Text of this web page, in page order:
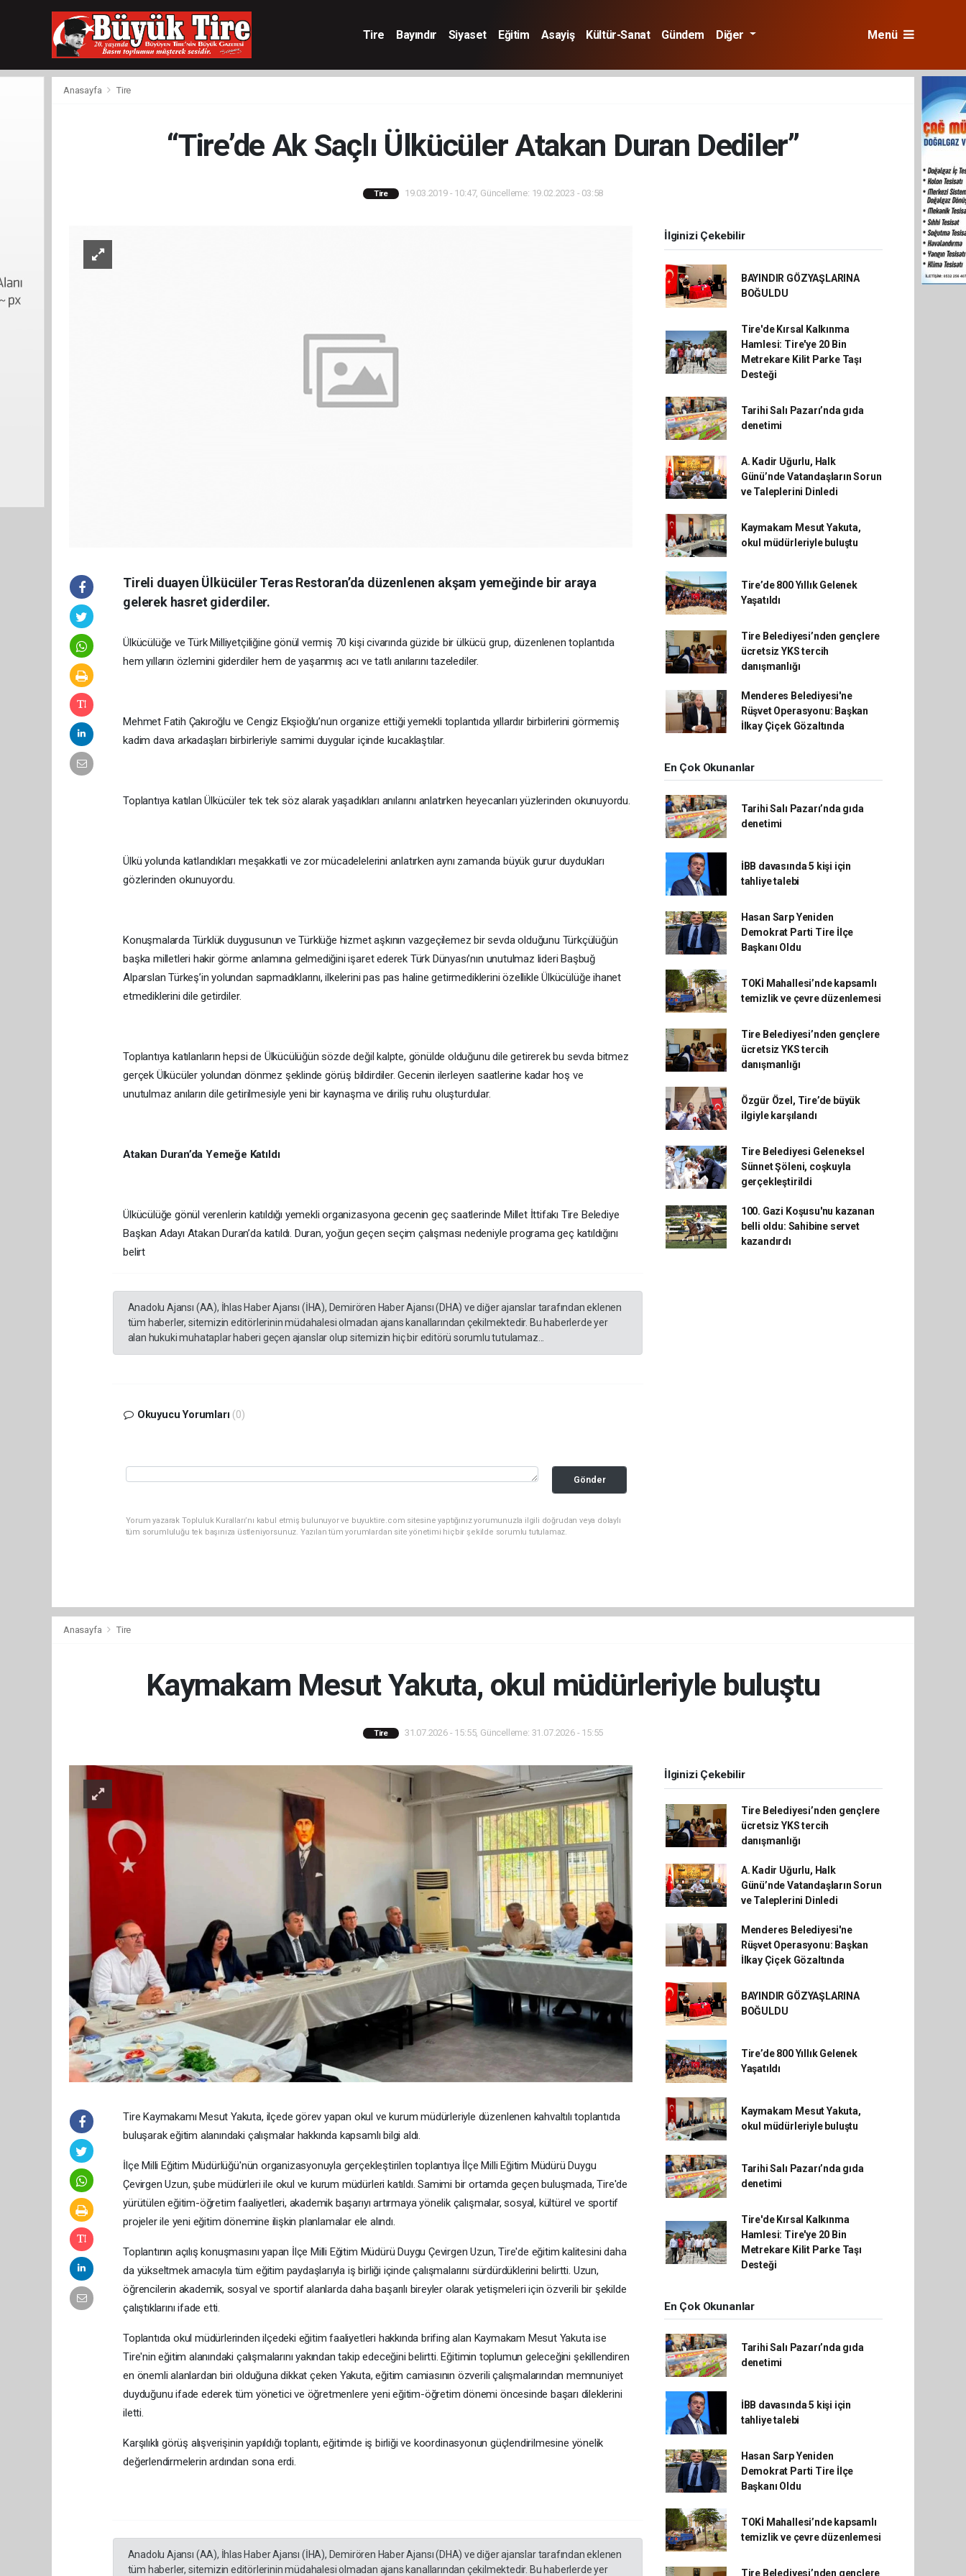
Tire Bayındır Siyaset Eğitim Asayiş Kültür-Sanat Gündem Diğer Menü
Anasayfa Tire
“Tire’de Ak Saçlı Ülkücüler Atakan Duran Dediler”
Tire 19.03.2019 - 10:47, Güncelleme: 19.02.2023 - 03:58
Tireli duayen Ülkücüler Teras Restoran’da düzenlenen akşam yemeğinde bir araya
gelerek hasret giderdiler.
Ülkücülüğe ve Türk Milliyetçiliğine gönül vermiş 70 kişi civarında güzide bir ülkücü grup, düzenlenen toplantıda
hem yılların özlemini giderdiler hem de yaşanmış acı ve tatlı anılarını tazelediler.
Mehmet Fatih Çakıroğlu ve Cengiz Ekşioğlu’nun organize ettiği yemekli toplantıda yıllardır birbirlerini görmemiş
kadim dava arkadaşları birbirleriyle samimi duygular içinde kucaklaştılar.
Toplantıya katılan Ülkücüler tek tek söz alarak yaşadıkları anılarını anlatırken heyecanları yüzlerinden okunuyordu.
Ülkü yolunda katlandıkları meşakkatli ve zor mücadelelerini anlatırken aynı zamanda büyük gurur duydukları
gözlerinden okunuyordu.
Konuşmalarda Türklük duygusunun ve Türklüğe hizmet aşkının vazgeçilemez bir sevda olduğunu Türkçülüğün
başka milletleri hakir görme anlamına gelmediğini işaret ederek Türk Dünyası’nın unutulmaz lideri Başbuğ
Alparslan Türkeş’in yolundan sapmadıklarını, ilkelerini pas pas haline getirmediklerini özellikle Ülkücülüğe ihanet
etmediklerini dile getirdiler.
Toplantıya katılanların hepsi de Ülkücülüğün sözde değil kalpte, gönülde olduğunu dile getirerek bu sevda bitmez
gerçek Ülkücüler yolundan dönmez şeklinde görüş bildirdiler. Gecenin ilerleyen saatlerine kadar hoş ve
unutulmaz anıların dile getirilmesiyle yeni bir kaynaşma ve diriliş ruhu oluşturdular.
Atakan Duran’da Yemeğe Katıldı
Ülkücülüğe gönül verenlerin katıldığı yemekli organizasyona gecenin geç saatlerinde Millet İttifakı Tire Belediye
Başkan Adayı Atakan Duran’da katıldı. Duran, yoğun geçen seçim çalışması nedeniyle programa geç katıldığını
belirt
Anadolu Ajansı (AA), İhlas Haber Ajansı (İHA), Demirören Haber Ajansı (DHA) ve diğer ajanslar tarafından eklenen
tüm haberler, sitemizin editörlerinin müdahalesi olmadan ajans kanallarından çekilmektedir. Bu haberlerde yer
alan hukuki muhataplar haberi geçen ajanslar olup sitemizin hiç bir editörü sorumlu tutulamaz...
Okuyucu Yorumları (0)
Gönder
Yorum yazarak Topluluk Kuralları’nı kabul etmiş bulunuyor ve buyuktire.com sitesine yaptığınız yorumunuzla ilgili doğrudan veya dolaylı
tüm sorumluluğu tek başınıza üstleniyorsunuz. Yazılan tüm yorumlardan site yönetimi hiçbir şekilde sorumlu tutulamaz.
İlginizi Çekebilir
BAYINDIR GÖZYAŞLARINA
BOĞULDU
Tire'de Kırsal Kalkınma
Hamlesi: Tire'ye 20 Bin
Metrekare Kilit Parke Taşı
Desteği
Tarihi Salı Pazarı’nda gıda
denetimi
A. Kadir Uğurlu, Halk
Günü’nde Vatandaşların Sorun
ve Taleplerini Dinledi
Kaymakam Mesut Yakuta,
okul müdürleriyle buluştu
Tire’de 800 Yıllık Gelenek
Yaşatıldı
Tire Belediyesi’nden gençlere
ücretsiz YKS tercih
danışmanlığı
Menderes Belediyesi'ne
Rüşvet Operasyonu: Başkan
İlkay Çiçek Gözaltında
En Çok Okunanlar
Tarihi Salı Pazarı’nda gıda
denetimi
İBB davasında 5 kişi için
tahliye talebi
Hasan Sarp Yeniden
Demokrat Parti Tire İlçe
Başkanı Oldu
TOKİ Mahallesi’nde kapsamlı
temizlik ve çevre düzenlemesi
Tire Belediyesi’nden gençlere
ücretsiz YKS tercih
danışmanlığı
Özgür Özel, Tire’de büyük
ilgiyle karşılandı
Tire Belediyesi Geleneksel
Sünnet Şöleni, coşkuyla
gerçekleştirildi
100. Gazi Koşusu'nu kazanan
belli oldu: Sahibine servet
kazandırdı
Anasayfa Tire
Kaymakam Mesut Yakuta, okul müdürleriyle buluştu
Tire 31.07.2026 - 15:55, Güncelleme: 31.07.2026 - 15:55
Tire Kaymakamı Mesut Yakuta, ilçede görev yapan okul ve kurum müdürleriyle düzenlenen kahvaltılı toplantıda
buluşarak eğitim alanındaki çalışmalar hakkında kapsamlı bilgi aldı.
İlçe Milli Eğitim Müdürlüğü'nün organizasyonuyla gerçekleştirilen toplantıya İlçe Milli Eğitim Müdürü Duygu
Çevirgen Uzun, şube müdürleri ile okul ve kurum müdürleri katıldı. Samimi bir ortamda geçen buluşmada, Tire'de
yürütülen eğitim-öğretim faaliyetleri, akademik başarıyı artırmaya yönelik çalışmalar, sosyal, kültürel ve sportif
projeler ile yeni eğitim dönemine ilişkin planlamalar ele alındı.
Toplantının açılış konuşmasını yapan İlçe Milli Eğitim Müdürü Duygu Çevirgen Uzun, Tire'de eğitim kalitesini daha
da yükseltmek amacıyla tüm eğitim paydaşlarıyla iş birliği içinde çalışmalarını sürdürdüklerini belirtti. Uzun,
öğrencilerin akademik, sosyal ve sportif alanlarda daha başarılı bireyler olarak yetişmeleri için özverili bir şekilde
çalıştıklarını ifade etti.
Toplantıda okul müdürlerinden ilçedeki eğitim faaliyetleri hakkında brifing alan Kaymakam Mesut Yakuta ise
Tire'nin eğitim alanındaki çalışmalarını yakından takip edeceğini belirtti. Eğitimin toplumun geleceğini şekillendiren
en önemli alanlardan biri olduğuna dikkat çeken Yakuta, eğitim camiasının özverili çalışmalarından memnuniyet
duyduğunu ifade ederek tüm yönetici ve öğretmenlere yeni eğitim-öğretim dönemi öncesinde başarı dileklerini
iletti.
Karşılıklı görüş alışverişinin yapıldığı toplantı, eğitimde iş birliği ve koordinasyonun güçlendirilmesine yönelik
değerlendirmelerin ardından sona erdi.
Anadolu Ajansı (AA), İhlas Haber Ajansı (İHA), Demirören Haber Ajansı (DHA) ve diğer ajanslar tarafından eklenen
tüm haberler, sitemizin editörlerinin müdahalesi olmadan ajans kanallarından çekilmektedir. Bu haberlerde yer
İlginizi Çekebilir
Tire Belediyesi’nden gençlere
ücretsiz YKS tercih
danışmanlığı
A. Kadir Uğurlu, Halk
Günü’nde Vatandaşların Sorun
ve Taleplerini Dinledi
Menderes Belediyesi'ne
Rüşvet Operasyonu: Başkan
İlkay Çiçek Gözaltında
BAYINDIR GÖZYAŞLARINA
BOĞULDU
Tire’de 800 Yıllık Gelenek
Yaşatıldı
Kaymakam Mesut Yakuta,
okul müdürleriyle buluştu
Tarihi Salı Pazarı’nda gıda
denetimi
Tire'de Kırsal Kalkınma
Hamlesi: Tire'ye 20 Bin
Metrekare Kilit Parke Taşı
Desteği
En Çok Okunanlar
Tarihi Salı Pazarı’nda gıda
denetimi
İBB davasında 5 kişi için
tahliye talebi
Hasan Sarp Yeniden
Demokrat Parti Tire İlçe
Başkanı Oldu
TOKİ Mahallesi’nde kapsamlı
temizlik ve çevre düzenlemesi
Tire Belediyesi’nden gençlere